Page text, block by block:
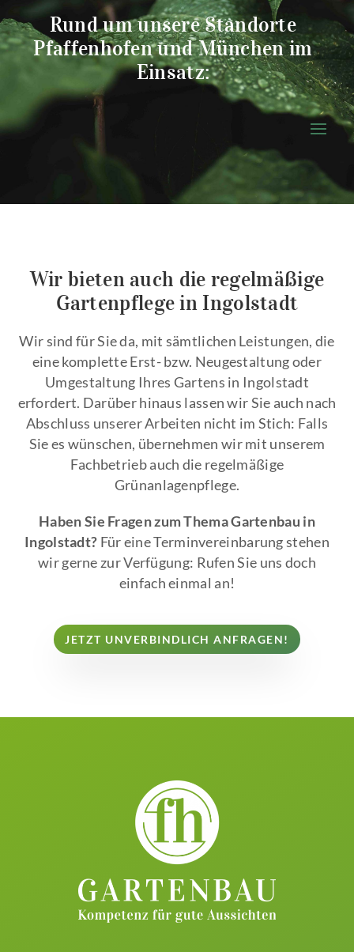
Rund um unsere Standorte
Pfaffenhofen und München im
Einsatz:
Wir bieten auch die regelmäßige
Gartenpflege in Ingolstadt
Wir sind für Sie da, mit sämtlichen Leistungen, die
eine komplette Erst- bzw. Neugestaltung oder
Umgestaltung Ihres Gartens in Ingolstadt
erfordert. Darüber hinaus lassen wir Sie auch nach
Abschluss unserer Arbeiten nicht im Stich: Falls
Sie es wünschen, übernehmen wir mit unserem
Fachbetrieb auch die regelmäßige
Grünanlagenpflege.
Haben Sie Fragen zum Thema Gartenbau in
Ingolstadt? Für eine Terminvereinbarung stehen
wir gerne zur Verfügung: Rufen Sie uns doch
einfach einmal an!
JETZT UNVERBINDLICH ANFRAGEN!